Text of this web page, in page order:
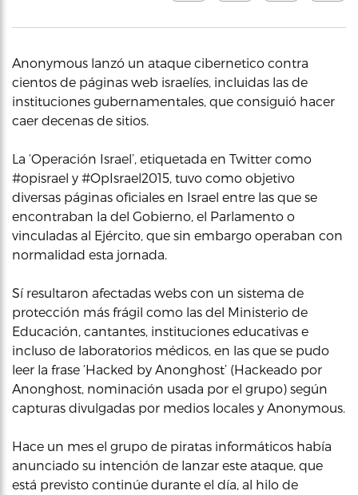
Anonymous lanzó un ataque cibernetico contra
cientos de páginas web israelíes, incluidas las de
instituciones gubernamentales, que consiguió hacer
caer decenas de sitios.
La ‘Operación Israel’, etiquetada en Twitter como
#opisrael y #OpIsrael2015, tuvo como objetivo
diversas páginas oficiales en Israel entre las que se
encontraban la del Gobierno, el Parlamento o
vinculadas al Ejército, que sin embargo operaban con
normalidad esta jornada.
Sí resultaron afectadas webs con un sistema de
protección más frágil como las del Ministerio de
Educación, cantantes, instituciones educativas e
incluso de laboratorios médicos, en las que se pudo
leer la frase ‘Hacked by Anonghost’ (Hackeado por
Anonghost, nominación usada por el grupo) según
capturas divulgadas por medios locales y Anonymous.
Hace un mes el grupo de piratas informáticos había
anunciado su intención de lanzar este ataque, que
está previsto continúe durante el día, al hilo de